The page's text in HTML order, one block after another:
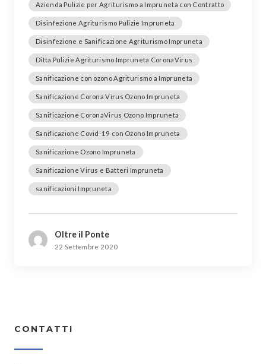
Azienda Pulizie per Agriturismo a Impruneta con Contratto
Disinfezione Agriturismo Pulizie Impruneta
Disinfezione e Sanificazione Agriturismo Impruneta
Ditta Pulizie Agriturismo Impruneta CoronaVirus
Sanificazione con ozono Agriturismo a Impruneta
Sanificazione Corona Virus Ozono Impruneta
Sanificazione CoronaVirus Ozono Impruneta
Sanificazione Covid-19 con Ozono Impruneta
Sanificazione Ozono Impruneta
Sanificazione Virus e Batteri Impruneta
sanificazioni Impruneta
Oltre il Ponte
22 Settembre 2020
CONTATTI